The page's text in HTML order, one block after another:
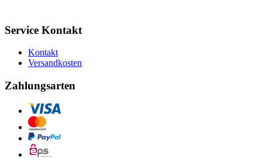
Service Kontakt
Kontakt
Versandkosten
Zahlungsarten